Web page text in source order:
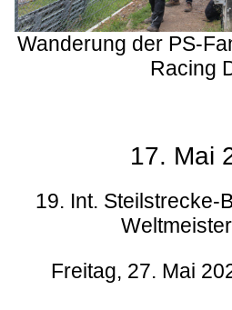
Wanderung der PS-
Racing
17. Mai
19. Int. Steilstrecke-
Freitag, 27. Mai